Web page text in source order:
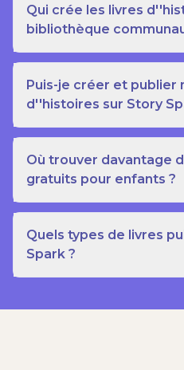
Qui crée les livres
bibliothèque
Puis-je créer et publier
d''histoires sur Story
Où trouver davantage
gratuits pour enfants ?
Quels types de livres
Spark ?